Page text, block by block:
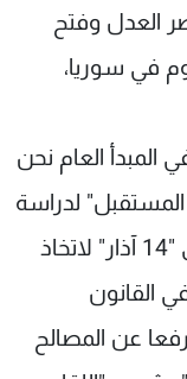
العدل وفتح
في سوريا،
المبدأ العام نحن
لدراسة
الموضوع وربما ستتوسع الى مستوى "14 آذار" لاتخاذ
القانون
عن المصالح